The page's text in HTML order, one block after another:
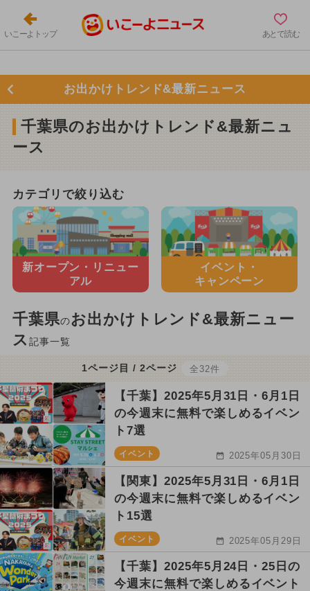
いこーよトップ あとで読む
お出かけトレンド&最新ニュース
千葉県のお出かけトレンド&最新ニュ
ース
カテゴリで絞り込む
新オープン・ リニュー
アル
イベント・
キャンペーン
千葉県のお出かけトレンド&最新ニュー
ス 記事一覧
1ページ目 / 2ページ 全32件
【千葉】2025年5月31日・6月1日
の今週末に無料で楽しめるイベン
ト7選
イベント 2025年05月30日
【関東】2025年5月31日・6月1日
の今週末に無料で楽しめるイベン
ト15選
イベント 2025年05月29日
【千葉】2025年5月24日・25日の
今週末に無料で楽しめるイベント